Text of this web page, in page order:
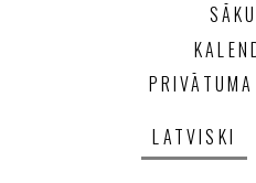
LATVISKI